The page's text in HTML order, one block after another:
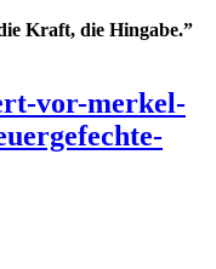
Kraft, die Hingabe.”
vor-merkel-